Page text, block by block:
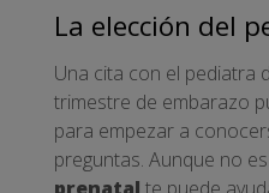
La elección del
Una cita con el pediatra
trimestre de embarazo
para empezar a
preguntas. Aunque no